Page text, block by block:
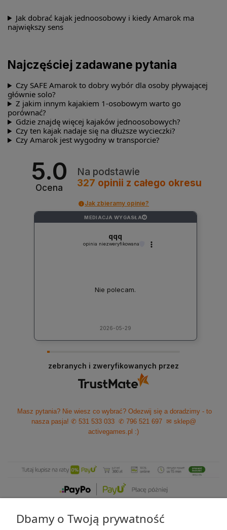
Jak dobrać kajak jednoosobowy i kiedy Amarok ma
największy sens
Najczęściej zadawane pytania
Czy SAFE Amarok to dobry wybór dla osoby pływającej
głównie solo?
Z jakim innym kajakiem 1-osobowym warto go
porównać?
Gdzie znajdę więcej kajaków jednoosobowych?
Czy ten kajak nadaje się na dłuższe wycieczki?
Czy Amarok jest wygodny w transporcie?
5.0
Ocena
Na podstawie
327 opinii z całego okresu
Jak zbieramy opinie?
MEDIACJA WYGASŁA ?
qqq
opinia niezweryfikowana
Nie polecam.
2026-05-29
zebranych i zweryfikowanych przez
Masz pytania? Nie wiesz co wybrać? Odezwij się a doradzimy - to
nasza pasja! ✆ 531 533 033 ✆ 796 521 697
✉ sklep@
activegames.pl :)
Dbamy o Twoją prywatność